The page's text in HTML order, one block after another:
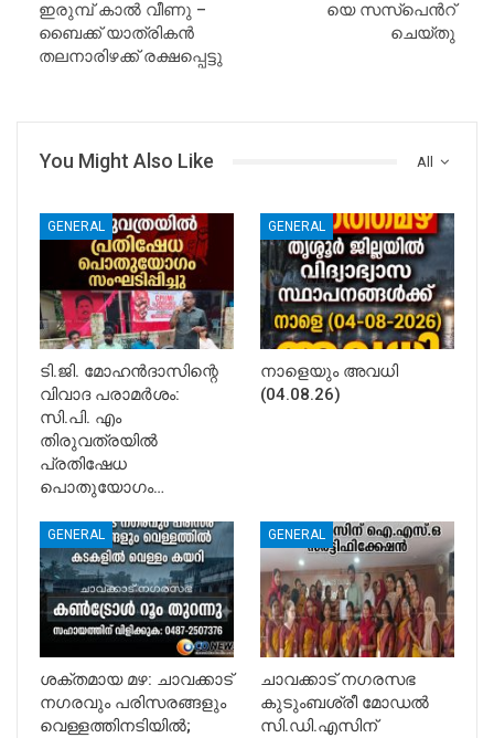
ഇരുമ്പ് കാല്‍ വീണു –
ബൈക്ക്‌ യാത്രികന്‍
തലനാരിഴക്ക് രക്ഷപ്പെട്ടു
യെ സസ്പെന്‍റ്
ചെയ്തു
All
You Might Also Like
GENERAL
ടി.ജി. മോഹൻദാസിന്റെ
വിവാദ പരാമർശം:
സി.പി. എം
തിരുവത്രയിൽ
പ്രതിഷേധ
പൊതുയോഗം…
GENERAL
നാളെയും അവധി
(04.08.26)
GENERAL
ശക്തമായ മഴ: ചാവക്കാട്
നഗരവും പരിസരങ്ങളും
വെള്ളത്തിനടിയിൽ;
GENERAL
ചാവക്കാട് നഗരസഭ
കുടുംബശ്രീ മോഡൽ
സി.ഡി.എസിന്